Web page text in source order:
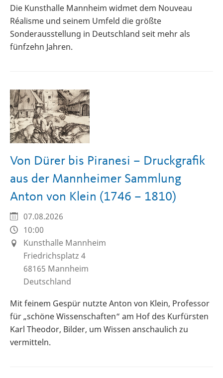
Die Kunsthalle Mannheim widmet dem Nouveau
Réalisme und seinem Umfeld die größte
Sonderausstellung in Deutschland seit mehr als
fünfzehn Jahren.
Von Dürer bis Piranesi – Druckgrafik
aus der Mannheimer Sammlung
Anton von Klein (1746 – 1810)
07.08.2026
10:00
Kunsthalle Mannheim
Friedrichsplatz 4
68165 Mannheim
Deutschland
Mit feinem Gespür nutzte Anton von Klein, Professor
für „schöne Wissenschaften“ am Hof des Kurfürsten
Karl Theodor, Bilder, um Wissen anschaulich zu
vermitteln.